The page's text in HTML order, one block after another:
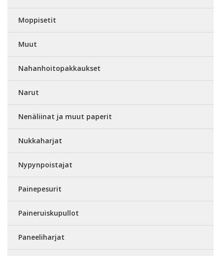
Moppisetit
Muut
Nahanhoitopakkaukset
Narut
Nenäliinat ja muut paperit
Nukkaharjat
Nypynpoistajat
Painepesurit
Paineruiskupullot
Paneeliharjat